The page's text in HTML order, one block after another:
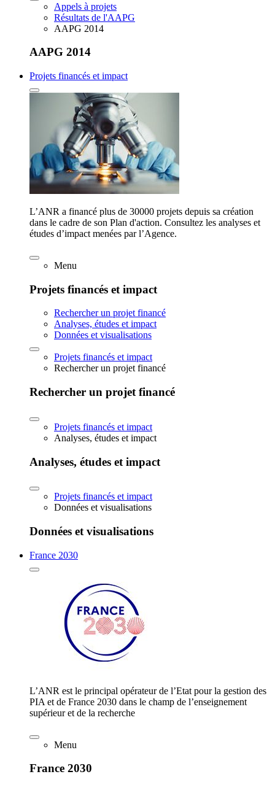
Appels à projets
Résultats de l'AAPG
AAPG 2014
AAPG 2014
Projets financés et impact
L’ANR a financé plus de 30000 projets depuis sa création
dans le cadre de son Plan d'action. Consultez les analyses et
études d’impact menées par l’Agence.
Menu
Projets financés et impact
Rechercher un projet financé
Analyses, études et impact
Données et visualisations
Projets financés et impact
Rechercher un projet financé
Rechercher un projet financé
Projets financés et impact
Analyses, études et impact
Analyses, études et impact
Projets financés et impact
Données et visualisations
Données et visualisations
France 2030
L’ANR est le principal opérateur de l’Etat pour la gestion des
PIA et de France 2030 dans le champ de l’enseignement
supérieur et de la recherche
Menu
France 2030